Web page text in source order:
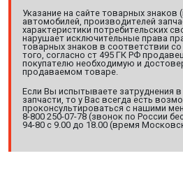
Указание на сайте товарных
автомобилей, производителей
характеристики потребительских
нарушает исключительные права
товарных знаков в соответствии
того, согласно ст 495 ГК РФ
покупателю необходимую и
продаваемом товаре.
Если Вы испытываете затруднения
запчасти, то у Вас всегда есть
проконсультироваться с нашими
8-800 250-07-78 (звонок по России
94-80 с 9.00 до 18.00 (время